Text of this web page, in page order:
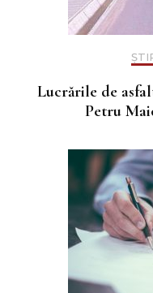
Lucrările de
Petru